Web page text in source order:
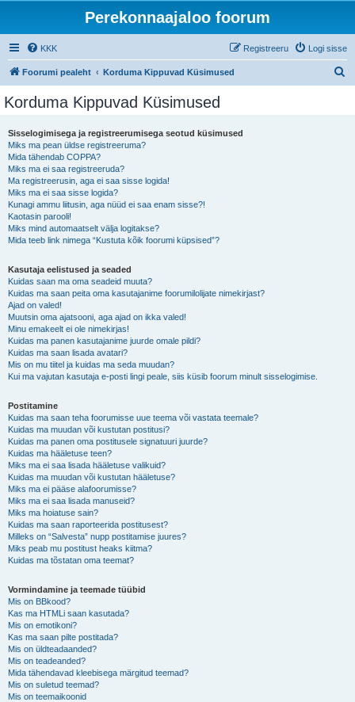
Perekonnaajaloo foorum
KKK Logi sisse
Registreeru
Foorumi pealeht Korduma Kippuvad Küsimused
Korduma Kippuvad Küsimused
Sisselogimisega ja registreerumisega seotud küsimused
Miks ma pean üldse registreeruma?
Mida tähendab COPPA?
Miks ma ei saa registreeruda?
Ma registreerusin, aga ei saa sisse logida!
Miks ma ei saa sisse logida?
Kunagi ammu liitusin, aga nüüd ei saa enam sisse?!
Kaotasin parooli!
Miks mind automaatselt välja logitakse?
Mida teeb link nimega “Kustuta kõik foorumi küpsised”?
Kasutaja eelistused ja seaded
Kuidas saan ma oma seadeid muuta?
Kuidas ma saan peita oma kasutajanime foorumilolijate nimekirjast?
Ajad on valed!
Muutsin oma ajatsooni, aga ajad on ikka valed!
Minu emakeelt ei ole nimekirjas!
Kuidas ma panen kasutajanime juurde omale pildi?
Kuidas ma saan lisada avatari?
Mis on mu tiitel ja kuidas ma seda muudan?
Kui ma vajutan kasutaja e-posti lingi peale, siis küsib foorum minult sisselogimise.
Postitamine
Kuidas ma saan teha foorumisse uue teema või vastata teemale?
Kuidas ma muudan või kustutan postitusi?
Kuidas ma panen oma postitusele signatuuri juurde?
Kuidas ma hääletuse teen?
Miks ma ei saa lisada hääletuse valikuid?
Kuidas ma muudan või kustutan hääletuse?
Miks ma ei pääse alafoorumisse?
Miks ma ei saa lisada manuseid?
Miks ma hoiatuse sain?
Kuidas ma saan raporteerida postitusest?
Milleks on “Salvesta” nupp postitamise juures?
Miks peab mu postitust heaks kiitma?
Kuidas ma tõstatan oma teemat?
Vormindamine ja teemade tüübid
Mis on BBkood?
Kas ma HTMLi saan kasutada?
Mis on emotikoni?
Kas ma saan pilte postitada?
Mis on üldteadaanded?
Mis on teadeanded?
Mida tähendavad kleebisega märgitud teemad?
Mis on suletud teemad?
Mis on teemaikoonid